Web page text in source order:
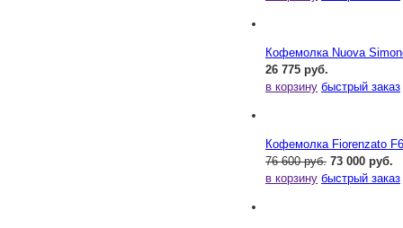
Кофемолка Nuova
26 775 руб.
в корзину быстрый заказ
Кофемолка Fiorenzato
76 600 руб. 73 000 руб.
в корзину быстрый заказ